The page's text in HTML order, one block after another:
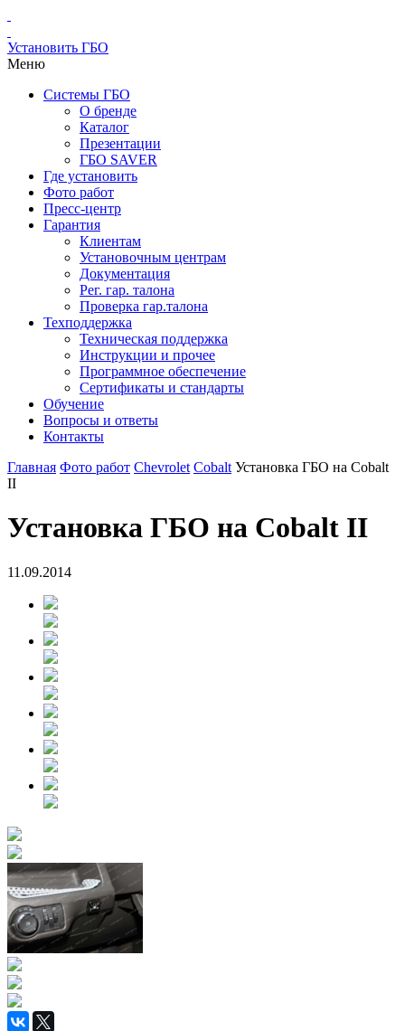
Установить ГБО
Меню
Системы ГБО
О бренде
Каталог
Презентации
ГБО SAVER
Где установить
Фото работ
Пресс-центр
Гарантия
Клиентам
Установочным центрам
Документация
Рег. гар. талона
Проверка гар.талона
Техподдержка
Техническая поддержка
Инструкции и прочее
Программное обеспечение
Сертификаты и стандарты
Обучение
Вопросы и ответы
Контакты
Главная Фото работ Chevrolet Cobalt Установка ГБО на Cobalt
II
Установка ГБО на Cobalt II
11.09.2014